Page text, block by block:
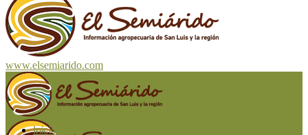
www.elsemiarido.com
Inicio